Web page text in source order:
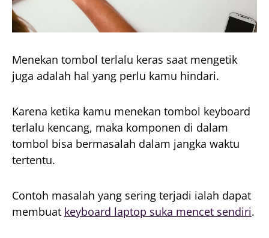
Menekan tombol terlalu keras saat mengetik
juga adalah hal yang perlu kamu hindari.
Karena ketika kamu menekan tombol keyboard
terlalu kencang, maka komponen di dalam
tombol bisa bermasalah dalam jangka waktu
tertentu.
Contoh masalah yang sering terjadi ialah dapat
membuat keyboard laptop suka mencet sendiri.